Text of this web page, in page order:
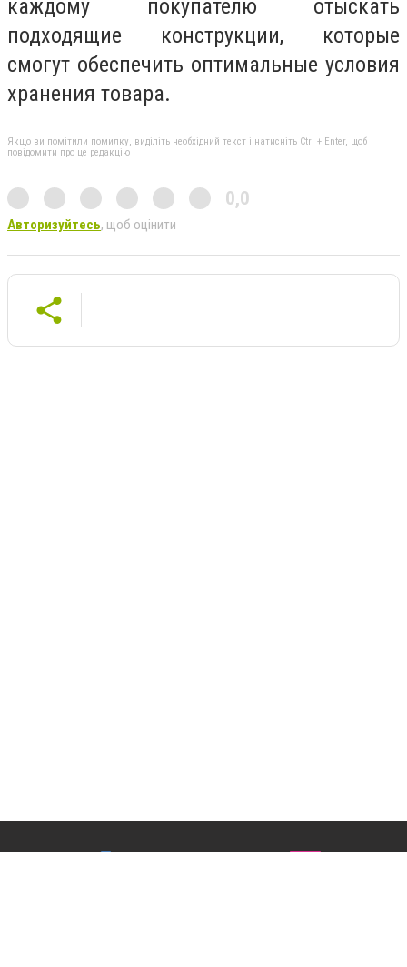
каждому покупателю отыскать
подходящие конструкции, которые
смогут обеспечить оптимальные условия
хранения товара.
Якщо ви помітили помилку, виділіть необхідний текст і натисніть Ctrl + Enter, щоб
повідомити про це редакцію
0,0
Авторизуйтесь, щоб оцінити